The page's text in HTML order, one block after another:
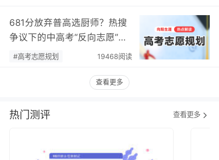
681分放弃普高选厨师？热搜
争议下的中高考“反向志愿”
潮，藏着职业规划新逻辑…
#高考志愿规划 19468阅读
查看更多
热门测评 查看更多